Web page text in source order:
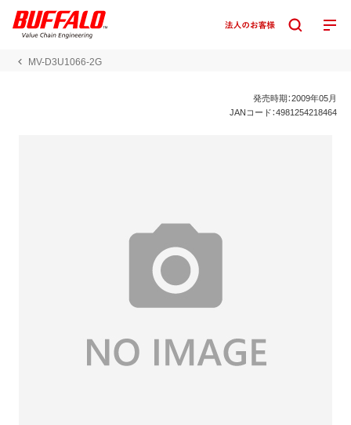
MV-D3U1066-2G
発売時期：2009年05月
JANコード：4981254218464